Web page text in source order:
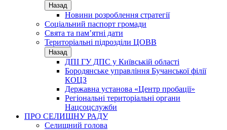
Назад
Новини розроблення стратегії
Соціальний паспорт громади
Свята та пам’ятні дати
Територіальні підрозділи ЦОВВ
Назад
ДПІ ГУ ДПС у Київській області
Бородянське управління Бучанської філії
КОЦЗ
Державна установа «Центр пробації»
Регіональні територіальні органи
Нацсоцслужби
ПРО СЕЛИЩНУ РАДУ
Селищний голова